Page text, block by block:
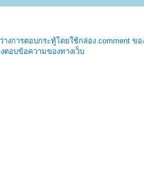
างการตอบกระทู้โดยใช้กล่อง comment ขอ
ตอบข้อความของทางเว็บ